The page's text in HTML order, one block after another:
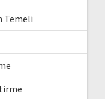
Temeli